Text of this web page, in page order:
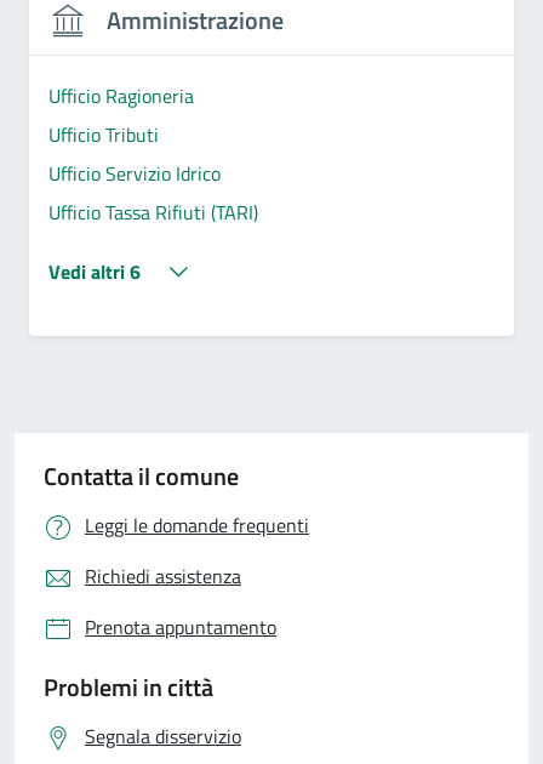
Amministrazione
Ufficio Ragioneria
Ufficio Tributi
Ufficio Servizio Idrico
Ufficio Tassa Rifiuti (TARI)
Vedi altri 6
Contatta il comune
Leggi le domande frequenti
Richiedi assistenza
Prenota appuntamento
Problemi in città
Segnala disservizio